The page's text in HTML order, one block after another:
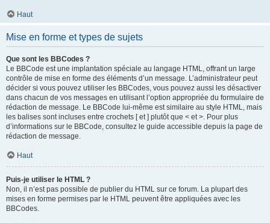
Haut
Mise en forme et types de sujets
Que sont les BBCodes ?
Le BBCode est une implantation spéciale au langage HTML, offrant un large
contrôle de mise en forme des éléments d’un message. L’administrateur peut
décider si vous pouvez utiliser les BBCodes, vous pouvez aussi les désactiver
dans chacun de vos messages en utilisant l’option appropriée du formulaire de
rédaction de message. Le BBCode lui-même est similaire au style HTML, mais
les balises sont incluses entre crochets [ et ] plutôt que < et >. Pour plus
d’informations sur le BBCode, consultez le guide accessible depuis la page de
rédaction de message.
Haut
Puis-je utiliser le HTML ?
Non, il n’est pas possible de publier du HTML sur ce forum. La plupart des
mises en forme permises par le HTML peuvent être appliquées avec les
BBCodes.